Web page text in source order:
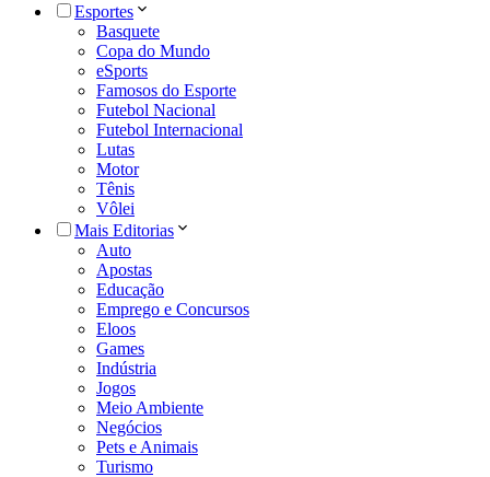
Esportes
Basquete
Copa do Mundo
eSports
Famosos do Esporte
Futebol Nacional
Futebol Internacional
Lutas
Motor
Tênis
Vôlei
Mais Editorias
Auto
Apostas
Educação
Emprego e Concursos
Eloos
Games
Indústria
Jogos
Meio Ambiente
Negócios
Pets e Animais
Turismo